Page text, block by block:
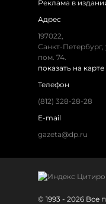
Реклама в
Адрес
197022,
Санкт-Петербург,
пом. 74.
показать на карте
Телефон
(812) 328-28-28
E-mail
gazeta@dp.ru
© 1993 - 2026